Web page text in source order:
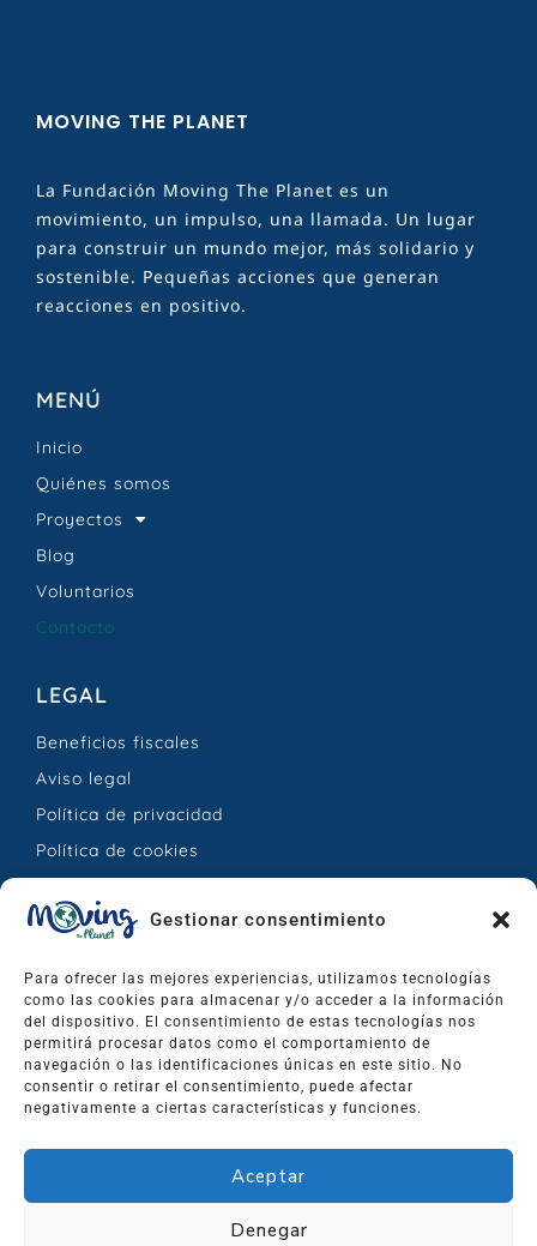
Gestionar consentimiento
Para ofrecer las mejores experiencias, utilizamos tecnologías
como las cookies para almacenar y/o acceder a la información
del dispositivo. El consentimiento de estas tecnologías nos
permitirá procesar datos como el comportamiento de
navegación o las identificaciones únicas en este sitio. No
consentir o retirar el consentimiento, puede afectar
negativamente a ciertas características y funciones.
Aceptar
Denegar
MOVING THE PLANET
La Fundación Moving The Planet es un
movimiento, un impulso, una llamada. Un lugar
para construir un mundo mejor, más solidario y
sostenible. Pequeñas acciones que generan
reacciones en positivo.
MENÚ
Inicio
Quiénes somos
Proyectos
Blog
Voluntarios
Contacto
LEGAL
Beneficios fiscales
Aviso legal
Política de privacidad
Política de cookies
CONTACTO
Calle Jesús Hernández Mesa, 25 – La Orotava,
Santa Cruz de Tenerife, España.
info@movingtheplanet.org
+34 673 576 744